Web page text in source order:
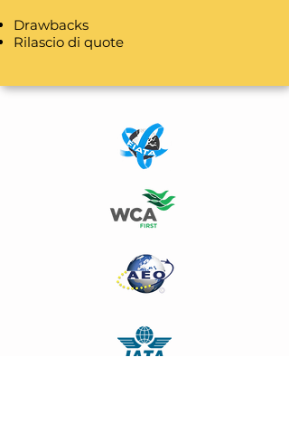
Drawbacks
Rilascio di quote